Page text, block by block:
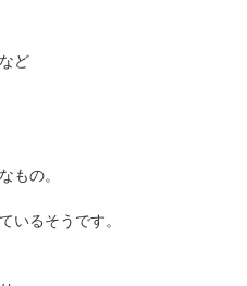
ど
もの。
いるそうです。